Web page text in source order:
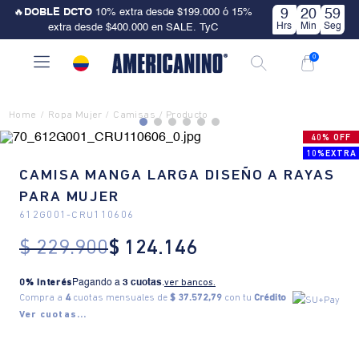
🔥 DOBLE DCTO 10% extra desde $199.000 ó 15%
extra desde $400.000 en SALE. TyC
9
Hrs
20
Min
58
Seg
0
Ropa Mujer Camisas
40% OFF
10%EXTRA
CAMISA MANGA LARGA DISEÑO A RAYAS
PARA MUJER
612G001- CRU110606
$ 229.900$ 124.146
0% Interés Pagando a 3 cuotas.ver bancos.
Compra a 4cuotas mensuales de $ 37.572,79 con tu Crédito
Ver cuotas...